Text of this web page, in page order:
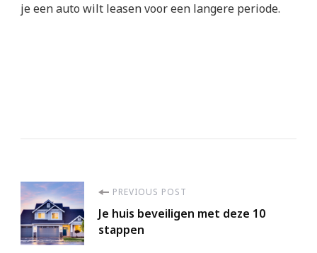
je een auto wilt leasen voor een langere periode.
Post
Navigation
PREVIOUS POST
Je huis beveiligen met deze 10
stappen